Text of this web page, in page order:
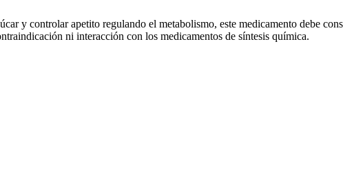
y controlar apetito regulando el metabolismo, este medicamento debe
ni interacción con los medicamentos de síntesis química.